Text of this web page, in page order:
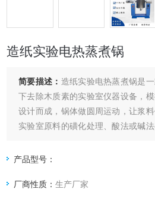
造纸实验电热蒸煮锅
简要描述： 造纸实验电热蒸煮锅是
下去除木质素的实验室仪器设备，
设计而成，锅体做圆周运动，让浆
实验室原料的磺化处理、酸法或碱
供依据。也可用于其它工作压力不
供热蒸汽。
产品型号：
厂商性质：生产厂家